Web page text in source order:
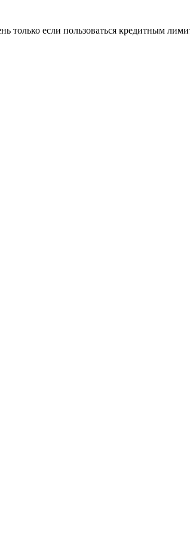
только если пользоваться кредитным